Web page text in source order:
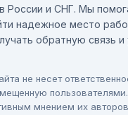
России и СНГ. Мы
надежное место
обратную связь и
не несет
мнением их